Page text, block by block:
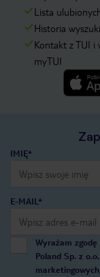
Lista
Historia
Kontakt z TUI i
myTUI
IMIĘ*
E-MAIL*
Wyrażam
Poland Sp. z